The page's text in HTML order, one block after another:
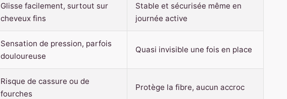
Glisse facilement, surtout sur
cheveux fins
Stable et sécurisée même en
journée active
Sensation de pression, parfois
douloureuse
Quasi invisible une fois en place
Risque de cassure ou de
fourches
Protège la fibre, aucun accroc